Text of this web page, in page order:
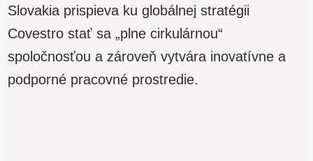
Slovakia prispieva ku globálnej stratégii
Covestro stať sa „plne cirkulárnou“
spoločnosťou a zároveň vytvára inovatívne a
podporné pracovné prostredie.